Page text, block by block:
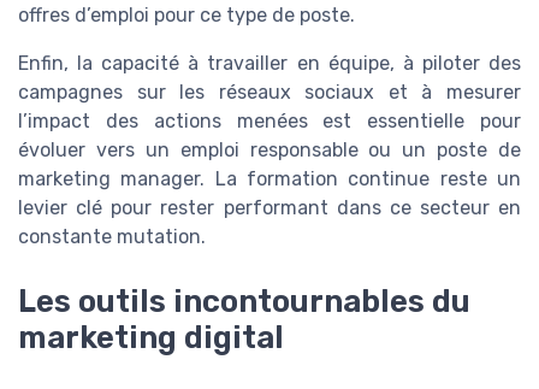
offres d’emploi pour ce type de poste.
Enfin, la capacité à travailler en équipe, à piloter des
campagnes sur les réseaux sociaux et à mesurer
l’impact des actions menées est essentielle pour
évoluer vers un emploi responsable ou un poste de
marketing manager. La formation continue reste un
levier clé pour rester performant dans ce secteur en
constante mutation.
Les outils incontournables du
marketing digital